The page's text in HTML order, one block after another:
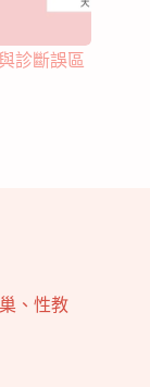
診斷誤區
、性教